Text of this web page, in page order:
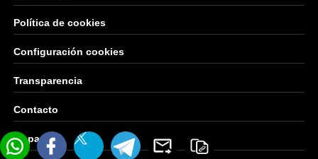
Política de cookies
Configuración cookies
Transparencia
Contacto
Mapa Web